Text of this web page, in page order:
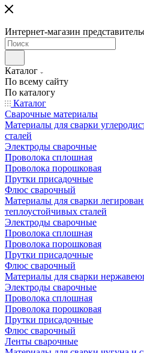
Интернет-магазин
Каталог
По всему сайту
По каталогу
Каталог
Сварочные материалы
Материалы для сварки
сталей
Электроды сварочные
Проволока сплошная
Проволока порошковая
Прутки присадочные
Флюс сварочный
Материалы для сварки
теплоустойчивых сталей
Электроды сварочные
Проволока сплошная
Проволока порошковая
Прутки присадочные
Флюс сварочный
Материалы для сварки
Электроды сварочные
Проволока сплошная
Проволока порошковая
Прутки присадочные
Флюс сварочный
Ленты сварочные